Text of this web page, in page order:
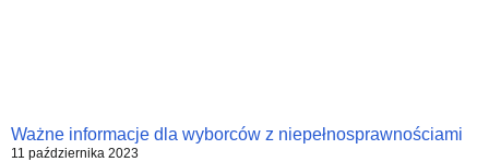
Ważne informacje dla wyborców z niepełnosprawnościami
11 października 2023